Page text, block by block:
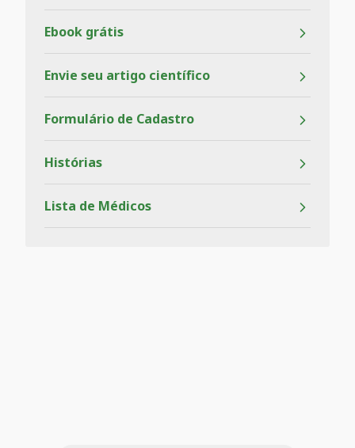
Ebook grátis
Envie seu artigo científico
Formulário de Cadastro
Histórias
Lista de Médicos